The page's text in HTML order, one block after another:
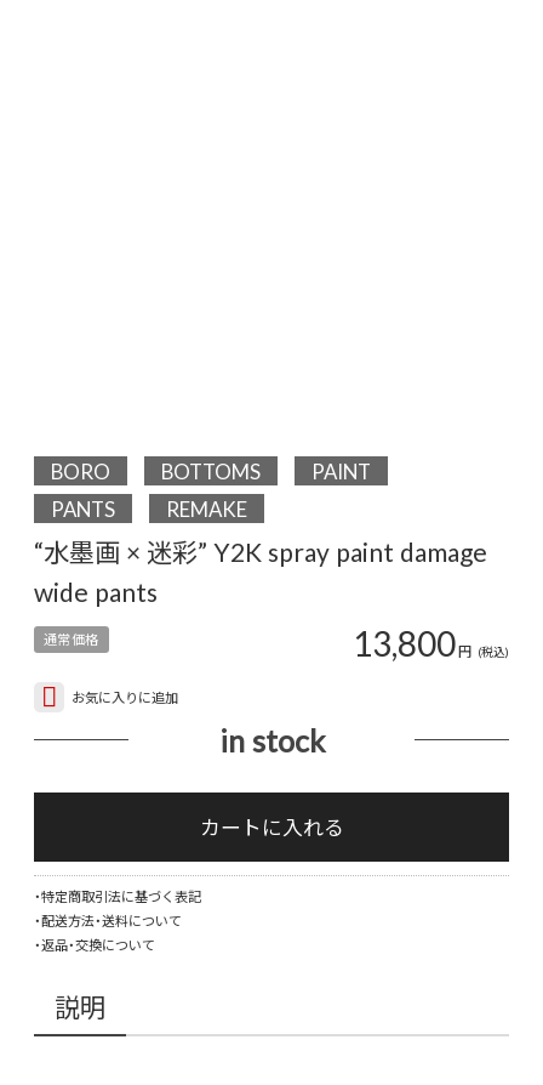
BORO BOTTOMS
PAINT
PANTS
REMAKE
“水墨画 × 迷彩” Y2K spray paint damage
wide pants
通常価格 13,800円 (税込)
お気に入りに追加
in stock
"水
×
カートに入れる
・特定商取引法に基づく表記
・配送方法・送料について
・返品・交換について
説明